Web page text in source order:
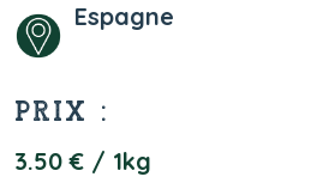
Espagne
PRIX :
3.50 € / 1kg